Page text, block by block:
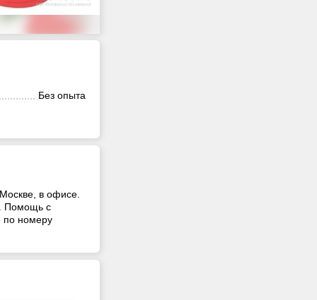
Без опыта
в офисе.
Помощь с
по номеру